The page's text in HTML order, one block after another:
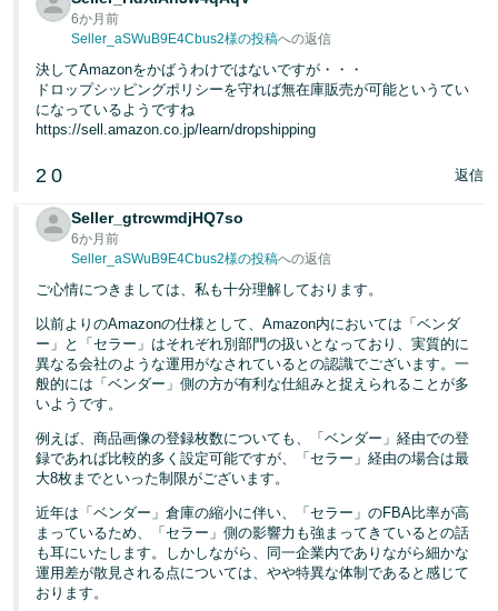
6か月前
Seller_aSWuB9E4Cbus2様の投稿への返信
決してAmazonをかばうわけではないですが・・・
ドロップシッピングポリシーを守れば無在庫販売が可能というてい
になっているようですね
https://sell.amazon.co.jp/learn/dropshipping
2 0 返信
Seller_gtrcwmdjHQ7so
6か月前
Seller_aSWuB9E4Cbus2様の投稿への返信
ご心情につきましては、私も十分理解しております。
以前よりのAmazonの仕様として、Amazon内においては「ベンダ
ー」と「セラー」はそれぞれ別部門の扱いとなっており、実質的に
異なる会社のような運用がなされているとの認識でございます。一
般的には「ベンダー」側の方が有利な仕組みと捉えられることが多
いようです。
例えば、商品画像の登録枚数についても、「ベンダー」経由での登
録であれば比較的多く設定可能ですが、「セラー」経由の場合は最
大8枚までといった制限がございます。
近年は「ベンダー」倉庫の縮小に伴い、「セラー」のFBA比率が高
まっているため、「セラー」側の影響力も強まってきているとの話
も耳にいたします。しかしながら、同一企業内でありながら細かな
運用差が散見される点については、やや特異な体制であると感じて
おります。